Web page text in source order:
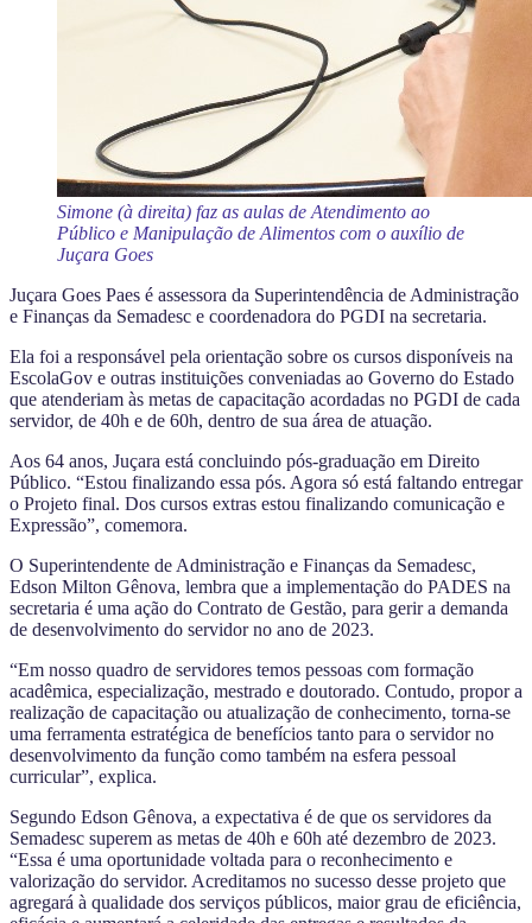
Simone (à direita) faz as aulas de Atendimento ao
Público e Manipulação de Alimentos com o auxílio de
Juçara Goes
Juçara Goes Paes é assessora da Superintendência de Administração
e Finanças da Semadesc e coordenadora do PGDI na secretaria.
Ela foi a responsável pela orientação sobre os cursos disponíveis na
EscolaGov e outras instituições conveniadas ao Governo do Estado
que atenderiam às metas de capacitação acordadas no PGDI de cada
servidor, de 40h e de 60h, dentro de sua área de atuação.
Aos 64 anos, Juçara está concluindo pós-graduação em Direito
Público. “Estou finalizando essa pós. Agora só está faltando entregar
o Projeto final. Dos cursos extras estou finalizando comunicação e
Expressão”, comemora.
O Superintendente de Administração e Finanças da Semadesc,
Edson Milton Gênova, lembra que a implementação do PADES na
secretaria é uma ação do Contrato de Gestão, para gerir a demanda
de desenvolvimento do servidor no ano de 2023.
“Em nosso quadro de servidores temos pessoas com formação
acadêmica, especialização, mestrado e doutorado. Contudo, propor a
realização de capacitação ou atualização de conhecimento, torna-se
uma ferramenta estratégica de benefícios tanto para o servidor no
desenvolvimento da função como também na esfera pessoal
curricular”, explica.
Segundo Edson Gênova, a expectativa é de que os servidores da
Semadesc superem as metas de 40h e 60h até dezembro de 2023.
“Essa é uma oportunidade voltada para o reconhecimento e
valorização do servidor. Acreditamos no sucesso desse projeto que
agregará à qualidade dos serviços públicos, maior grau de eficiência,